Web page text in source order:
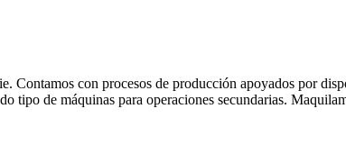
Contamos con procesos de producción apoyados por
tipo de máquinas para operaciones secundarias.